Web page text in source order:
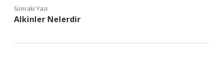
Sonraki Yazı
Alkinler Nelerdir